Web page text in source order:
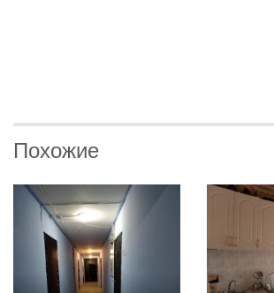
Похожие